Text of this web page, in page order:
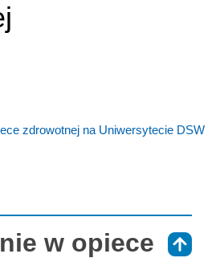
zdrowotnej na Uniwersytecie DSW
w opiece